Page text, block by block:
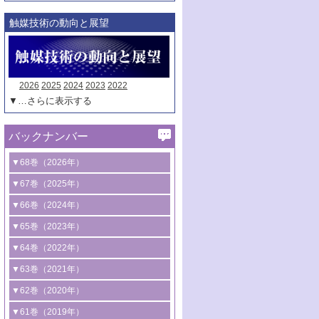
触媒技術の動向と展望
2026 2025 2024 2023 2022
▼…さらに表示する
バックナンバー
▼68巻（2026年）
1号 過酸化水素合成に関する研究動向
2号 コンピューター技術により加速する
触媒開発
3号 有機分子変換やCO 資源化のための
光触媒に関する最近の研究
B号 第137回触媒討論会（2026年）
▼67巻（2025年）
1号 CO
水素化によるグリーン燃料/グリ
ーンケミカル製造
2号 水素製造のための水分解技術に関す
る最近の研究
3号 オレフィン系樹脂の精密合成に関す
る最新技術
4号 アルコール類の効率的変換を実現す
▼66巻（2024年）
1号 低次元ナノ構造を有する触媒材料
2号 規制反応場を活用した固体触媒研究
の新展開
3号 未踏分子変換を目指した酸化触媒プ
ロセスの最前線
4号 シンクロトロン放射光および中性子
▼65巻（2023年）
1号 炭素が関わる触媒機能
2号 プラスチックケミカルリサイクルの
ための触媒技術
3号 非酸化物系金属化合物を基盤とした
▼64巻（2022年）
1号 合成ガス製造とCOを用いるケミカル
ズ合成の最新動向
2号 化学品合成のための合金触媒開発
▼63巻（2021年）
1号 金触媒の新展開
2号 ペロブスカイト
▼62巻（2020年）
1号 触媒設計を拓く欠陥構造のキャラク
▼61巻（2019年）